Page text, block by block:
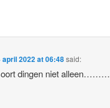
april 2022 at 06:48said:
dingen niet alleen………